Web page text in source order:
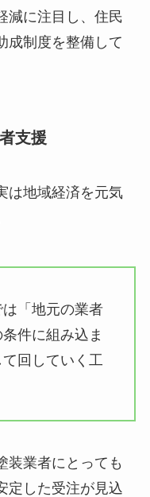
減に注目し、住民
成制度を整備して
支援
は地域経済を元気
「地元の業者
件に組み込ま
回していく工
装業者にとっても
定した受注が見込